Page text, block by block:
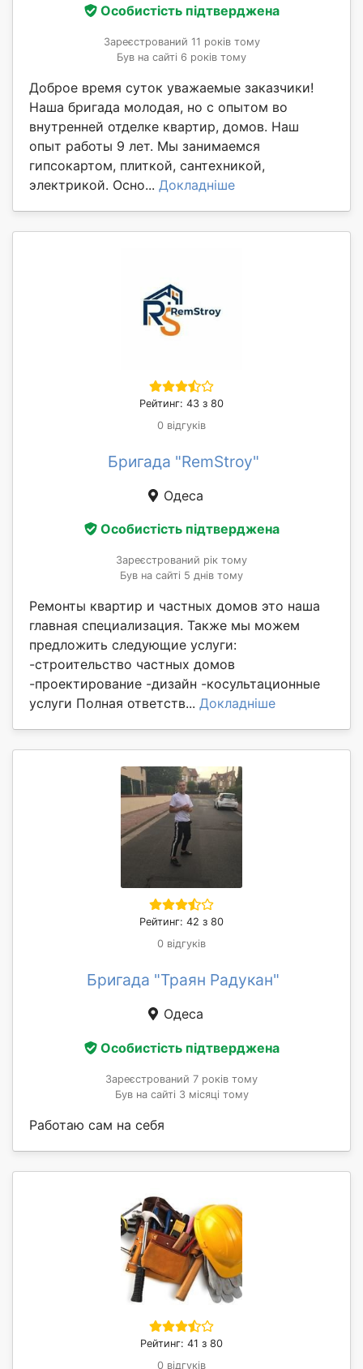
Особистість підтверджена
Зареєстрований 11 років тому
Був на сайті 6 років тому
Доброе время суток уважаемые заказчики!
Наша бригада молодая, но с опытом во
внутренней отделке квартир, домов. Наш
опыт работы 9 лет. Мы занимаемся
гипсокартом, плиткой, сантехникой,
электрикой. Осно... Докладніше
Рейтинг: 43 з 80
0 відгуків
Бригада "RemStroy"
Одеса
Особистість підтверджена
Зареєстрований рік тому
Був на сайті 5 днів тому
Ремонты квартир и частных домов это наша
главная специализация. Также мы можем
предложить следующие услуги:
-строительство частных домов
-проектирование -дизайн -косультационные
услуги Полная ответств... Докладніше
Рейтинг: 42 з 80
0 відгуків
Бригада "Траян Радукан"
Одеса
Особистість підтверджена
Зареєстрований 7 років тому
Був на сайті 3 місяці тому
Работаю сам на себя
Рейтинг: 41 з 80
0 відгуків